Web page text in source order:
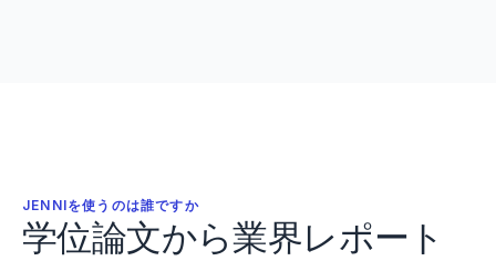
JENNIを使うのは誰ですか
学位論文から業界レポート